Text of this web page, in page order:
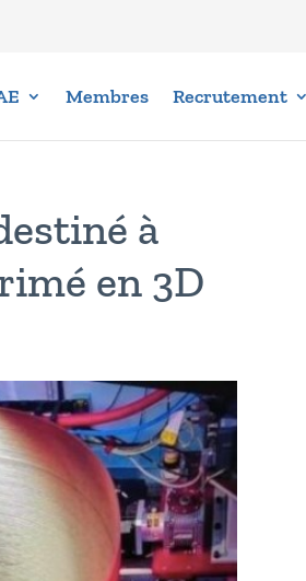
Membres Recrutement
à
en 3D